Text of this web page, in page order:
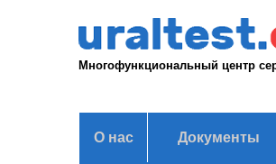
Многофункциональный центр
О нас Документы